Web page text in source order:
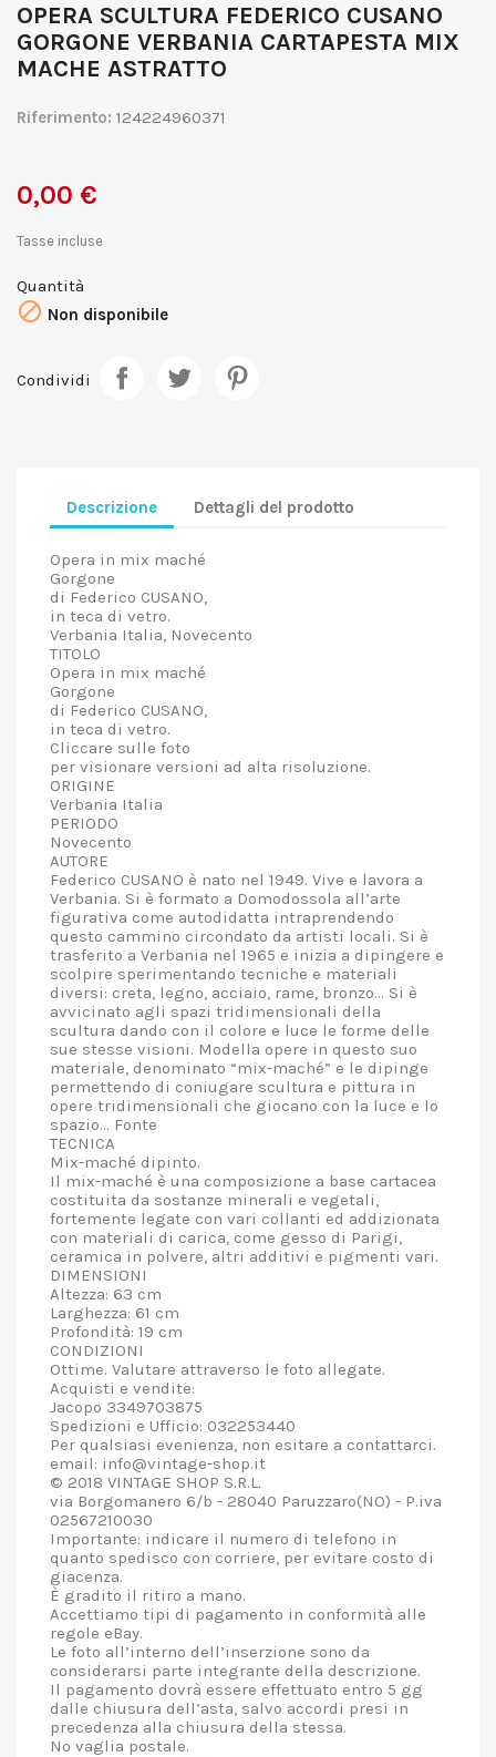
OPERA SCULTURA FEDERICO CUSANO
GORGONE VERBANIA CARTAPESTA MIX
MACHE ASTRATTO
Riferimento: 124224960371
0,00 €
Tasse incluse
Quantità
 Non disponibile
Condividi
Descrizione Dettagli del prodotto
Opera in mix maché
Gorgone
di Federico CUSANO,
in teca di vetro.
Verbania Italia, Novecento
TITOLO
Opera in mix maché
Gorgone
di Federico CUSANO,
in teca di vetro.
Cliccare sulle foto
per visionare versioni ad alta risoluzione.
ORIGINE
Verbania Italia
PERIODO
Novecento
AUTORE
Federico CUSANO è nato nel 1949. Vive e lavora a
Verbania. Si è formato a Domodossola all’arte
figurativa come autodidatta intraprendendo
questo cammino circondato da artisti locali. Si è
trasferito a Verbania nel 1965 e inizia a dipingere e
scolpire sperimentando tecniche e materiali
diversi: creta, legno, acciaio, rame, bronzo... Si è
avvicinato agli spazi tridimensionali della
scultura dando con il colore e luce le forme delle
sue stesse visioni. Modella opere in questo suo
materiale, denominato “mix-maché” e le dipinge
permettendo di coniugare scultura e pittura in
opere tridimensionali che giocano con la luce e lo
spazio... Fonte
TECNICA
Mix-maché dipinto.
Il mix-maché è una composizione a base cartacea
costituita da sostanze minerali e vegetali,
fortemente legate con vari collanti ed addizionata
con materiali di carica, come gesso di Parigi,
ceramica in polvere, altri additivi e pigmenti vari.
DIMENSIONI
Altezza: 63 cm
Larghezza: 61 cm
Profondità: 19 cm
CONDIZIONI
Ottime. Valutare attraverso le foto allegate.
Acquisti e vendite:
Jacopo 3349703875
Spedizioni e Ufficio: 032253440
Per qualsiasi evenienza, non esitare a contattarci.
email: info@vintage-shop.it
© 2018 VINTAGE SHOP S.R.L.
via Borgomanero 6/b - 28040 Paruzzaro(NO) - P.iva
02567210030
Importante: indicare il numero di telefono in
quanto spedisco con corriere, per evitare costo di
giacenza.
È gradito il ritiro a mano.
Accettiamo tipi di pagamento in conformità alle
regole eBay.
Le foto all’interno dell’inserzione sono da
considerarsi parte integrante della descrizione.
Il pagamento dovrà essere effettuato entro 5 gg
dalle chiusura dell’asta, salvo accordi presi in
precedenza alla chiusura della stessa.
No vaglia postale.